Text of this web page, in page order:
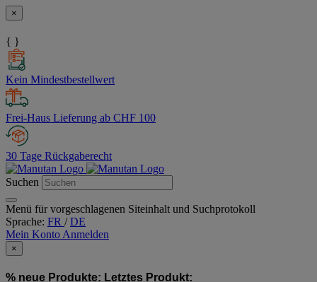
×
{ }
Kein Mindestbestellwert
Frei-Haus Lieferung ab CHF 100
30 Tage Rückgaberecht
Suchen
Menü für vorgeschlagenen Siteinhalt und Suchprotokoll
Sprache: FR /DE
Mein Konto Anmelden
×
% neue Produkte: Letztes Produkt: